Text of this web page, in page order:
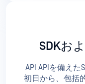
SDKお
API APIを備え
初日から、包括